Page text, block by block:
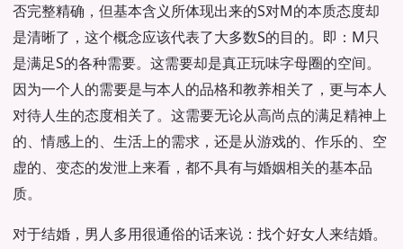
否完整精确，但基本含义所体现出来的S对M的本质态度却
是清晰了，这个概念应该代表了大多数S的目的。即：M只
是满足S的各种需要。这需要却是真正玩味字母圈的空间。
因为一个人的需要是与本人的品格和教养相关了，更与本人
对待人生的态度相关了。这需要无论从高尚点的满足精神上
的、情感上的、生活上的需求，还是从游戏的、作乐的、空
虚的、变态的发泄上来看，都不具有与婚姻相关的基本品
质。
对于结婚，男人多用很通俗的话来说：找个好女人来结婚。